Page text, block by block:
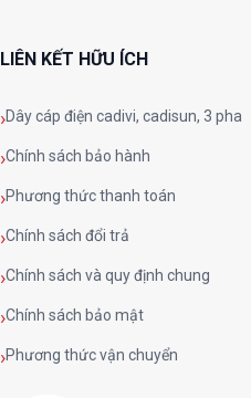
LIÊN KẾT HỮU ÍCH
Dây cáp điện cadivi, cadisun, 3 pha
Chính sách bảo hành
Phương thức thanh toán
Chính sách đổi trả
Chính sách và quy định chung
Chính sách bảo mật
Phương thức vận chuyển